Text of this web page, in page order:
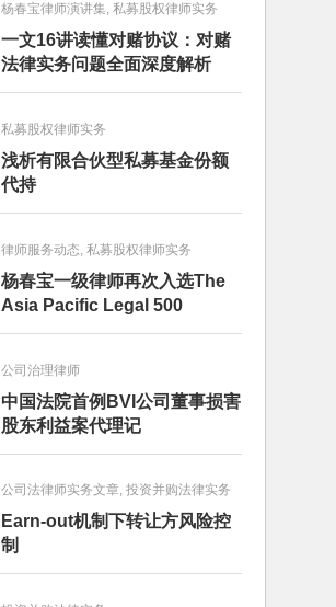
杨春宝律师演讲集, 私募股权律师实务
一文16讲读懂对赌协议：对赌
法律实务问题全面深度解析
私募股权律师实务
浅析有限合伙型私募基金份额
代持
律师服务动态, 私募股权律师实务
杨春宝一级律师再次入选The
Asia Pacific Legal 500
公司治理律师
中国法院首例BVI公司董事损害
股东利益案代理记
公司法律师实务文章, 投资并购法律实务
Earn-out机制下转让方风险控
制